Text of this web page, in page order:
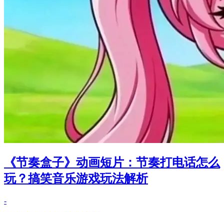
《节奏盒子》动画短片：节奏打电话怎么
玩？搞笑音乐游戏玩法解析
-